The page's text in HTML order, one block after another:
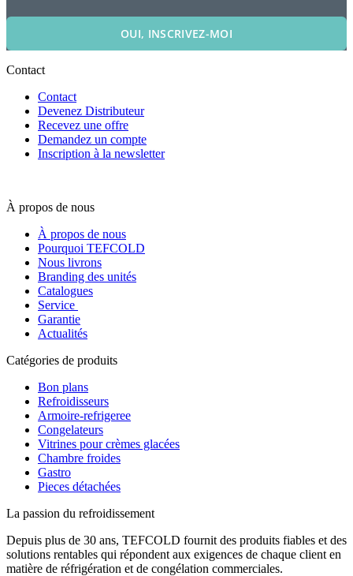
OUI, INSCRIVEZ-MOI
Contact
Contact
Devenez Distributeur
Recevez une offre
Demandez un compte
Inscription à la newsletter
À propos de nous
À propos de nous
Pourquoi TEFCOLD
Nous livrons
Branding des unités
Catalogues
Service
Garantie
Actualités
Catégories de produits
Bon plans
Refroidisseurs
Armoire-refrigeree
Congelateurs
Vitrines pour crèmes glacées
Chambre froides
Gastro
Pieces détachées
La passion du refroidissement
Depuis plus de 30 ans, TEFCOLD fournit des produits fiables et des
solutions rentables qui répondent aux exigences de chaque client en
matière de réfrigération et de congélation commerciales.